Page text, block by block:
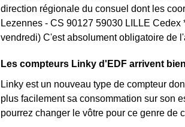
direction régionale du consuel dont les
Lezennes - CS 90127 59030 LILLE
vendredi) C'est absolument obligatoire de
Les compteurs Linky d'EDF arrivent
Linky est un nouveau type de compteur
plus facilement sa consommation sur son
pourrez changer le vôtre pour ce genre de